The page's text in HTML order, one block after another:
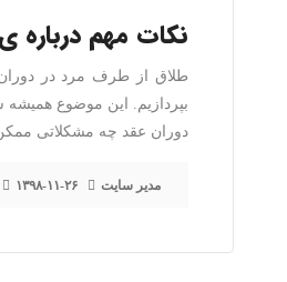
نکات مهم درباره
طلاق از طرف مرد در
بپردازیم. این موضوع
دوران عقد چه مشکلاتی
مدیر سایت ۱۳۹۸-۱۱-۲۶